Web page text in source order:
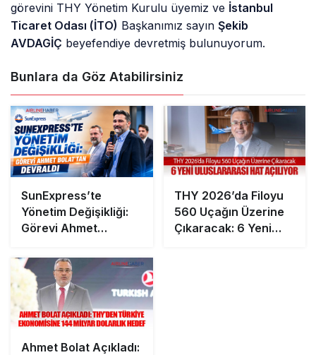
görevini THY Yönetim Kurulu üyemiz ve İstanbul
Ticaret Odası (İTO) Başkanımız sayın Şekib
AVDAGİÇ beyefendiye devretmiş bulunuyorum.
Bunlara da Göz Atabilirsiniz
SunExpress’te
Yönetim Değişikliği:
Görevi Ahmet
THY 2026’da Filoyu
560 Uçağın Üzerine
Çıkaracak: 6 Yeni
Ahmet Bolat Açıkladı: